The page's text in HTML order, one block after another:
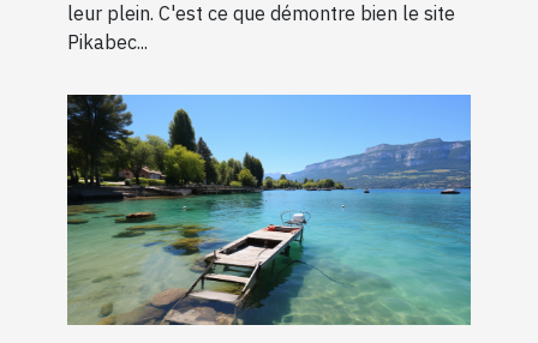
leur plein. C'est ce que démontre bien le site
Pikabec...